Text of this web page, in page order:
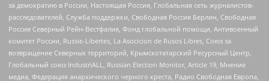
за демократию в России, Настоящая Россия, Глобальная сеть журналистов-
расследователей, Служба поддержки, Свободная Россия Берлин, Свободная
Россия Северный Рейн-Вестфалия, Фонд глобальной помощи, Антивоенный
комитет России, Russie-Libertes, La Asocicion de Rusos Libres, Союз за
возвращение Северных территорий, Крымскотатарский Ресурсный Центр,
Глобальный союз IndustriALL, Russian Election Monitor, Article 19, Мнение
медиа, Федерация анархического черного креста, Радио Свободная Европа,